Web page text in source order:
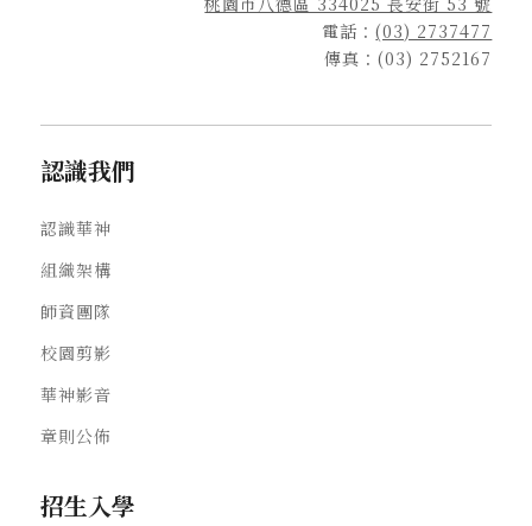
電話：(03) 2737477
傳真：(03) 2752167
認識我們
認識華神
組織架構
師資團隊
校園剪影
華神影音
章則公佈
招生入學